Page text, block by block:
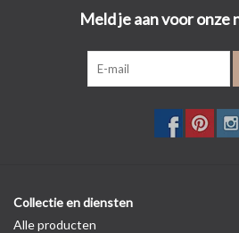
Meld je aan voor onze
Collectie en diensten
Alle producten